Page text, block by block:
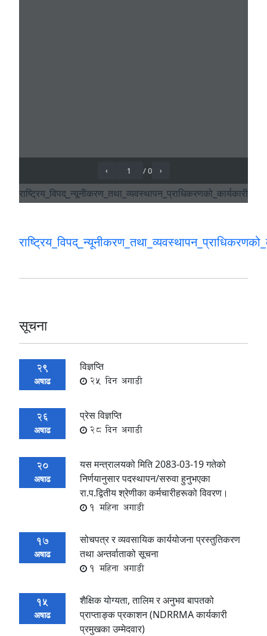
सूचना
29
अषाढ
विज्ञप्ति
25 दिन अगाडी
26
अषाढ
प्रेस विज्ञप्ति
28 दिन अगाडी
20
अषाढ
यस मन्त्रालयको मिति 2083-03-19 गतेको
निर्णयानुसार पदस्थापन/सरुवा हुनुभएका
रा.प.द्वितीय श्रेणीका कर्मचारीहरूको विवरण।
1 महिना अगाडी
17
अषाढ
सोचपत्र र व्यवसायिक कार्ययोजना प्रस्तुतिकरण
तथा अन्तर्वाताको सूचना
1 महिना अगाडी
15
अषाढ
शैक्षिक योग्यता, तालिम र अनुभव बापतको
प्राप्ताङ्क प्रकाशन (NDRRMA कार्यकारी
प्रमुखका उम्मेदवार)